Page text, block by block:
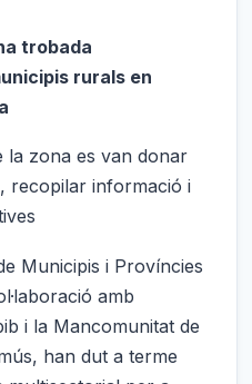
trobada
rurals en
la zona es van donar
recopilar informació i
Municipis i Províncies
amb
i la Mancomunitat de
han dut a terme